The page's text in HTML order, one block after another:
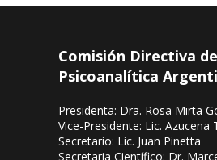
Comisión Directiva
Psicoanalítica
Presidenta: Dra. Rosa Mirta
Vice-Presidente: Lic. Azucena
Secretario: Lic. Juan Pinetta
Secretaria Científico: Dr.